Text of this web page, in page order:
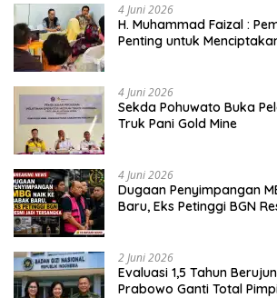
4 Juni 2026
H. Muhammad Faizal :
Penting untuk
4 Juni 2026
Sekda Pohuwato Buka
Truk Pani Gold Mine
4 Juni 2026
Dugaan Penyimpangan
Baru, Eks Petinggi BGN
2 Juni 2026
Evaluasi 1,5 Tahun
Prabowo Ganti Total